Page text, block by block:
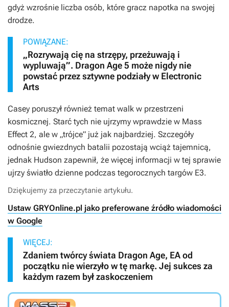
gdyż wzrośnie liczba osób, które gracz napotka na swojej
drodze.
POWIĄZANE:
„Rozrywają cię na strzępy, przeżuwają i
wypluwają”. Dragon Age 5 może nigdy nie
powstać przez sztywne podziały w Electronic
Arts
Casey poruszył również temat walk w przestrzeni
kosmicznej. Starć tych nie ujrzymy wprawdzie w Mass
Effect 2, ale w „trójce” już jak najbardziej. Szczegóły
odnośnie gwiezdnych batalii pozostają wciąż tajemnicą,
jednak Hudson zapewnił, że więcej informacji w tej sprawie
ujrzy światło dzienne podczas tegorocznych targów E3.
Dziękujemy za przeczytanie artykułu.
Ustaw GRYOnline.pl jako preferowane źródło wiadomości
w Google
WIĘCEJ:
Zdaniem twórcy świata Dragon Age, EA od
początku nie wierzyło w tę markę. Jej sukces za
każdym razem był zaskoczeniem